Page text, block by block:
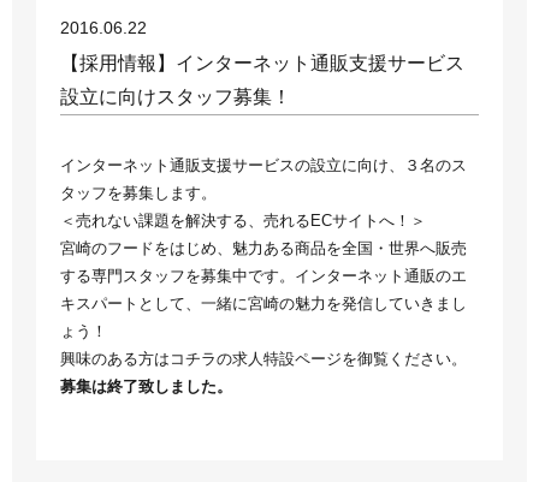
2016.06.22
【採用情報】インターネット通販支援サービス
設立に向けスタッフ募集！
インターネット通販支援サービスの設立に向け、３名のス
タッフを募集します。
＜売れない課題を解決する、売れるECサイトへ！＞
宮崎のフードをはじめ、魅力ある商品を全国・世界へ販売
する専門スタッフを募集中です。インターネット通販のエ
キスパートとして、一緒に宮崎の魅力を発信していきまし
ょう！
興味のある方はコチラの求人特設ページを御覧ください。
募集は終了致しました。